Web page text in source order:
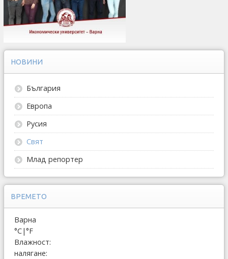
НОВИНИ
България
Европа
Русия
Свят
Млад репортер
ВРЕМЕТО
Варна
°C|°F
Влажност:
налягане: